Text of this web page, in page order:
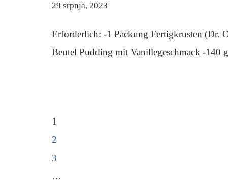
29 srpnja, 2023
Erforderlich: -1 Packung Fertigkrusten (Dr.
Beutel Pudding mit Vanillegeschmack -
1
2
3
…